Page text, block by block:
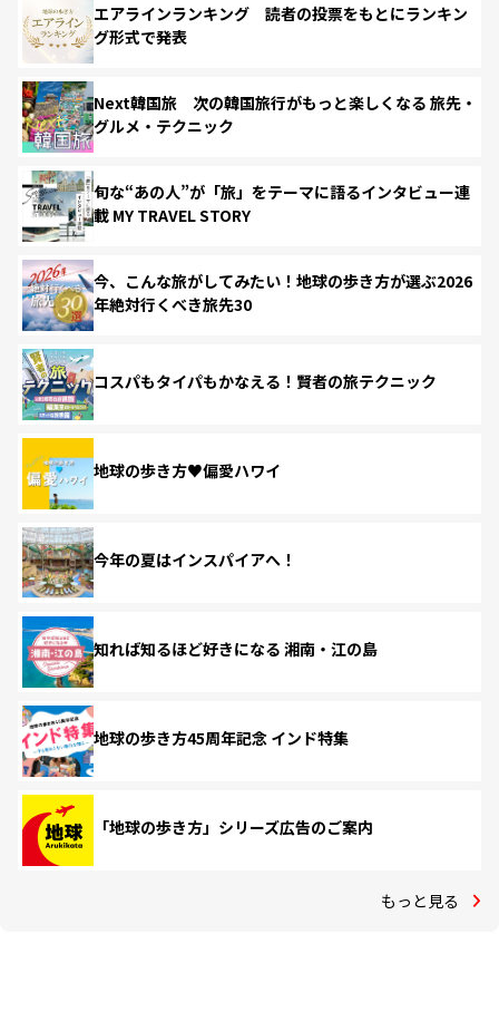
エアラインランキング 読者の投票をもとにランキン
グ形式で発表
Next韓国旅 次の韓国旅行がもっと楽しくなる 旅先・
グルメ・テクニック
旬な“あの人”が「旅」をテーマに語るインタビュー連
載 MY TRAVEL STORY
今、こんな旅がしてみたい！地球の歩き方が選ぶ2026
年絶対行くべき旅先30
コスパもタイパもかなえる！賢者の旅テクニック
地球の歩き方♥偏愛ハワイ
今年の夏はインスパイアへ！
知れば知るほど好きになる 湘南・江の島
地球の歩き方45周年記念 インド特集
「地球の歩き方」シリーズ広告のご案内
もっと見る